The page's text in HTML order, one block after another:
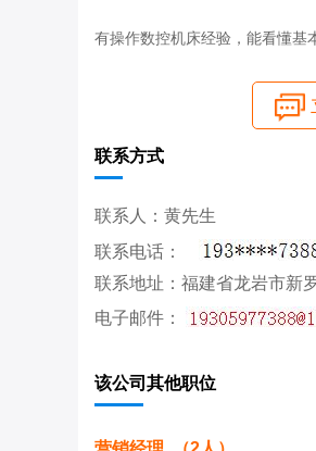
有操作数控机床经验，能看懂基
联系方式
联系人：黄先生
联系电话：
联系地址：福建省龙岩市新
电子邮件：
该公司其他职位